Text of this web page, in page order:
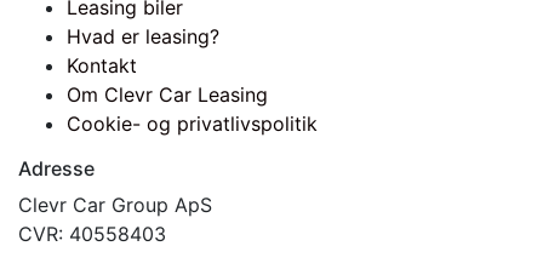
Leasing biler
Hvad er leasing?
Kontakt
Om Clevr Car Leasing
Cookie- og privatlivspolitik
Adresse
Clevr Car Group ApS
CVR: 40558403